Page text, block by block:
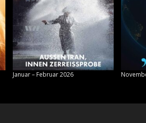
Januar – Februar 2026